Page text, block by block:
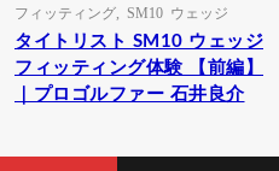
フィッティング
SM10 ウェッジ
タイトリスト SM10 ウェッジ
フィッティング体験 【前編】
｜プロゴルファー 石井良介